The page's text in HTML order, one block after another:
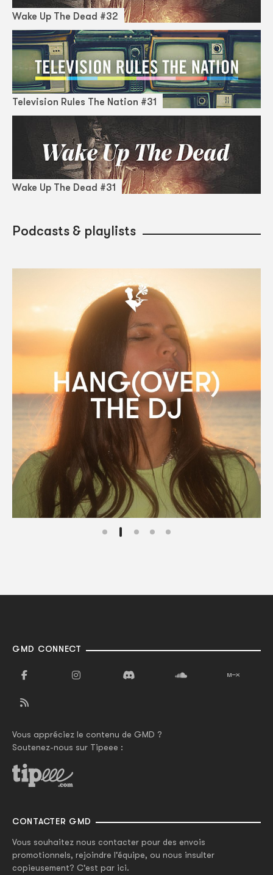
Wake Up The Dead #32
Television Rules The Nation #31
Wake Up The Dead #31
Podcasts & playlists
GMD CONNECT
Vous appréciez le contenu de GMD ?
Soutenez-nous sur Tipeee :
CONTACTER GMD
Vous souhaitez nous contacter pour des envois
promotionnels, rejoindre l'équipe, ou nous insulter
copieusement? C'est par ici.